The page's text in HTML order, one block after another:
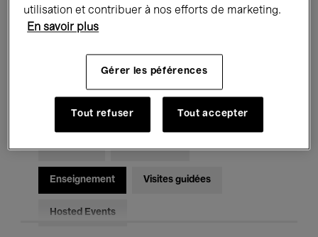
Rencontres & Débats
Musique classique Global Music
Musique électronique
Pour tous Kids’ Palace
Enseignement Visites guidées
Hosted Events
utilisation et contribuer à nos efforts de marketing.
En savoir plus
Gérer les péférences
Tout refuser Tout accepter